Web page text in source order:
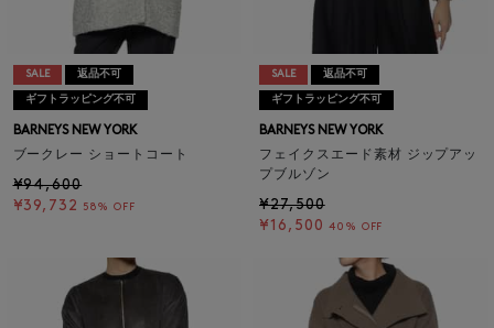
SALE 返品不可
ギフトラッピング不可
BARNEYS NEW YORK
ブークレー ショートコート
¥94,600
¥39,732
58% OFF
SALE 返品不可
ギフトラッピング不可
BARNEYS NEW YORK
フェイクスエード素材 ジップアッ
プブルゾン
¥27,500
¥16,500 40% OFF